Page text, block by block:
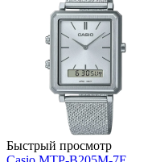
Быстрый просмотр